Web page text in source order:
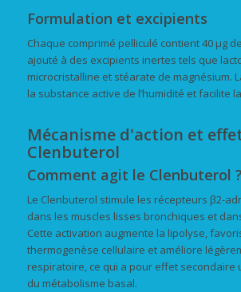
Formulation et excipients
Chaque comprimé pelliculé contient 40 µg
ajouté à des excipients inertes tels que
microcristalline et stéarate de magnésium.
la substance active de l’humidité et facilite
Mécanisme d'action et
Clenbuterol
Comment agit le Clenbuterol ?
Le Clenbuterol stimule les récepteurs β2-
dans les muscles lisses bronchiques et
Cette activation augmente la lipolyse,
thermogenèse cellulaire et améliore
respiratoire, ce qui a pour effet secondaire
du métabolisme basal.